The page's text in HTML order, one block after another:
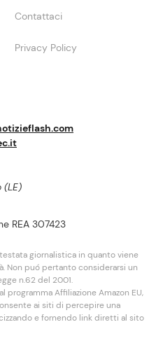
(LE)
REA 307423
giornalistica in quanto viene
Non puó pertanto considerarsi un
n.62 del 2001.
programma Affiliazione Amazon EU,
ai siti di percepire una
e fornendo link diretti al sito
Contattaci
Privacy Policy